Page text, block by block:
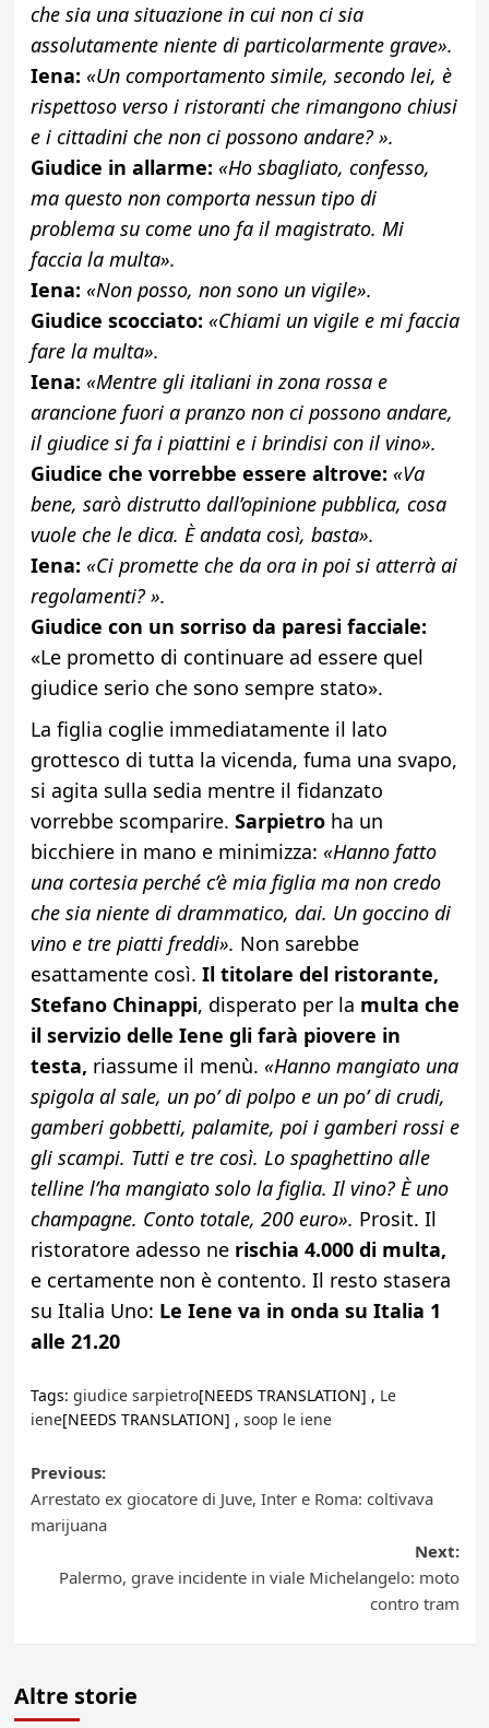
che sia una situazione in cui non ci sia
assolutamente niente di particolarmente grave».
Iena: «Un comportamento simile, secondo lei, è
rispettoso verso i ristoranti che rimangono chiusi
e i cittadini che non ci possono andare? ».
Giudice in allarme: «Ho sbagliato, confesso,
ma questo non comporta nessun tipo di
problema su come uno fa il magistrato. Mi
faccia la multa».
Iena: «Non posso, non sono un vigile».
Giudice scocciato: «Chiami un vigile e mi faccia
fare la multa».
Iena: «Mentre gli italiani in zona rossa e
arancione fuori a pranzo non ci possono andare,
il giudice si fa i piattini e i brindisi con il vino».
Giudice che vorrebbe essere altrove: «Va
bene, sarò distrutto dall’opinione pubblica, cosa
vuole che le dica. È andata così, basta».
Iena: «Ci promette che da ora in poi si atterrà ai
regolamenti? ».
Giudice con un sorriso da paresi facciale:
«Le prometto di continuare ad essere quel
giudice serio che sono sempre stato».
La figlia coglie immediatamente il lato
grottesco di tutta la vicenda, fuma una svapo,
si agita sulla sedia mentre il fidanzato
vorrebbe scomparire. Sarpietro ha un
bicchiere in mano e minimizza: «Hanno fatto
una cortesia perché c’è mia figlia ma non credo
che sia niente di drammatico, dai. Un goccino di
vino e tre piatti freddi». Non sarebbe
esattamente così. Il titolare del ristorante,
Stefano Chinappi, disperato per la multa che
il servizio delle Iene gli farà piovere in
testa, riassume il menù. «Hanno mangiato una
spigola al sale, un po’ di polpo e un po’ di crudi,
gamberi gobbetti, palamite, poi i gamberi rossi e
gli scampi. Tutti e tre così. Lo spaghettino alle
telline l’ha mangiato solo la figlia. Il vino? È uno
champagne. Conto totale, 200 euro». Prosit. Il
ristoratore adesso nerischia 4.000 di multa,
e certamente non è contento. Il resto stasera
su Italia Uno: Le Iene va in onda su Italia 1
alle 21.20
Tags: giudice sarpietro[NEEDS TRANSLATION] , Le
iene[NEEDS TRANSLATION] , soop le iene
Post
navigation
Previous:
Arrestato ex giocatore di Juve, Inter e Roma: coltivava
marijuana
Next:
Palermo, grave incidente in viale Michelangelo: moto
contro tram
Altre storie